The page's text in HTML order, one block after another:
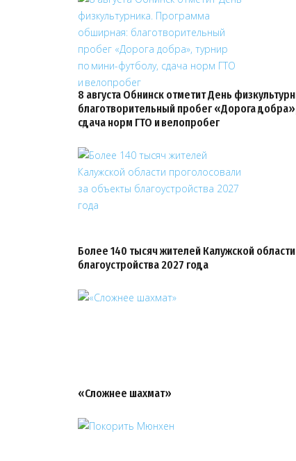
8 августа Обнинск отметит День
благотворительный пробег «Дорога
сдача норм ГТО и велопробег
Более 140 тысяч жителей Калужской
благоустройства 2027 года
«Сложнее шахмат»